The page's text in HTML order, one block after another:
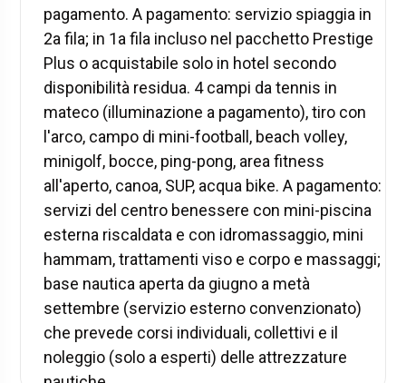
pagamento. A pagamento: servizio spiaggia in
2a fila; in 1a fila incluso nel pacchetto Prestige
Plus o acquistabile solo in hotel secondo
disponibilità residua. 4 campi da tennis in
mateco (illuminazione a pagamento), tiro con
l'arco, campo di mini-football, beach volley,
minigolf, bocce, ping-pong, area fitness
all'aperto, canoa, SUP, acqua bike. A pagamento:
servizi del centro benessere con mini-piscina
esterna riscaldata e con idromassaggio, mini
hammam, trattamenti viso e corpo e massaggi;
base nautica aperta da giugno a metà
settembre (servizio esterno convenzionato)
che prevede corsi individuali, collettivi e il
noleggio (solo a esperti) delle attrezzature